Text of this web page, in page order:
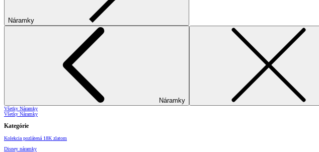
Náramky
Náramky
Všetky Náramky
Všetky Náramky
Kategórie
Kolekcia pozlátená 18K zlatom
Disney náramky